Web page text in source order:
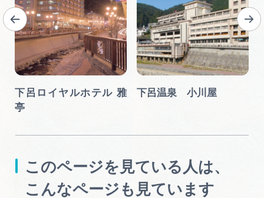
下呂ロイヤルホテル 雅
亭
下呂温泉 小川屋
このページを見ている人は、
こんなページも見ています